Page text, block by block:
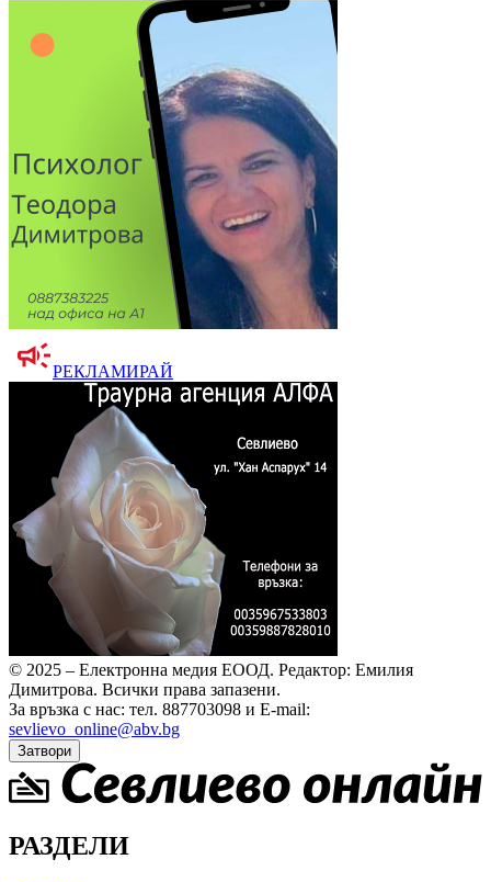
РЕКЛАМИРАЙ
© 2025 – Електронна медия ЕООД. Редактор: Емилия
Димитрова. Всички права запазени.
За връзка с нас: тел. 887703098 и E-mail:
sevlievo_online@abv.bg
Затвори
РАЗДЕЛИ